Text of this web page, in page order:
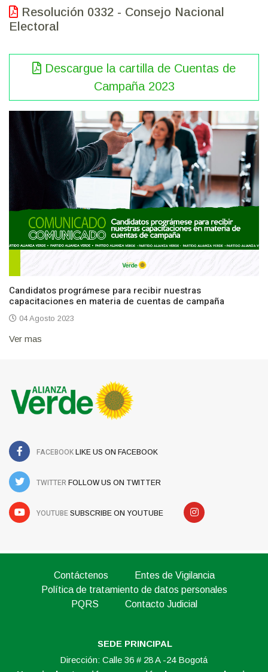
Resolución 0332 - Consejo Nacional
Electoral
Descargue la cartilla de Cuentas de
Campaña 2023
Candidatos prográmese para recibir nuestras
capacitaciones en materia de cuentas de campaña
04 Agosto 2023
Ver mas
FACEBOOK LIKE US ON FACEBOOK
TWITTER FOLLOW US ON TWITTER
YOUTUBE SUBSCRIBE ON YOUTUBE
Contáctenos
Entes de Vigilancia
Política de tratamiento de datos personales
PQRS
Contacto Judicial
SEDE PRINCIPAL
Dirección: Calle 36 # 28 A -24 Bogotá